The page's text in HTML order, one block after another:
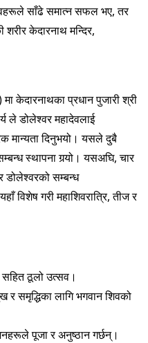
साँढे समात्न सफल भए, तर
शरीर केदारनाथ मन्दिर,
केदारनाथका प्रधान पुजारी श्री
ले डोलेश्वर महादेवलाई
मान्यता दिनुभयो। यसले दुबै
स्थापना गर्‍यो। यसअघि, चार
डोलेश्वरको सम्बन्ध
विशेष गरी महाशिवरात्रि, तीज र
सहित ठूलो उत्सव।
समृद्धिका लागि भगवान शिवको
पूजा र अनुष्ठान गर्छन्।